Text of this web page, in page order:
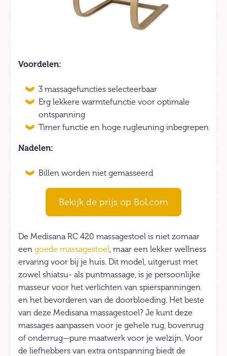
Voordelen:
3 massagefuncties selecteerbaar
Erg lekkere warmtefunctie voor optimale
ontspanning
Timer functie en hoge rugleuning inbegrepen
Nadelen:
Billen worden niet gemasseerd
Bekijk de prijs op Bol.com
De Medisana RC 420 massagestoel is niet zomaar
een goede massagestoel, maar een lekker wellness
ervaring voor bij je huis. Dit model, uitgerust met
zowel shiatsu- als puntmassage, is je persoonlijke
masseur voor het verlichten van spierspanningen
en het bevorderen van de doorbloeding. Het beste
van deze Medisana massagestoel? Je kunt deze
massages aanpassen voor je gehele rug, bovenrug
of onderrug—pure maatwerk voor je welzijn. Voor
de liefhebbers van extra ontspanning biedt de